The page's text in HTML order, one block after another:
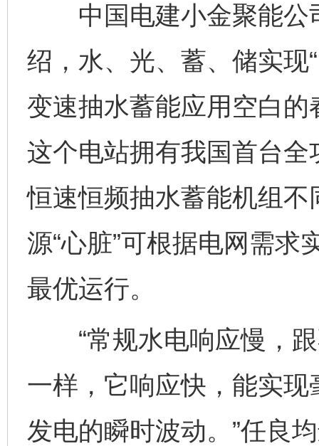
中国电建小金聚能公
绍，水、光、蓄、储实现
变速抽水蓄能应用空白
这个电站拥有我国首台
恒速恒频抽水蓄能机组
源“心脏”可根据电网需求
最优运行。
“常规水电响应慢，跟
一样，它响应快，能实
发电的瞬时波动。”任良